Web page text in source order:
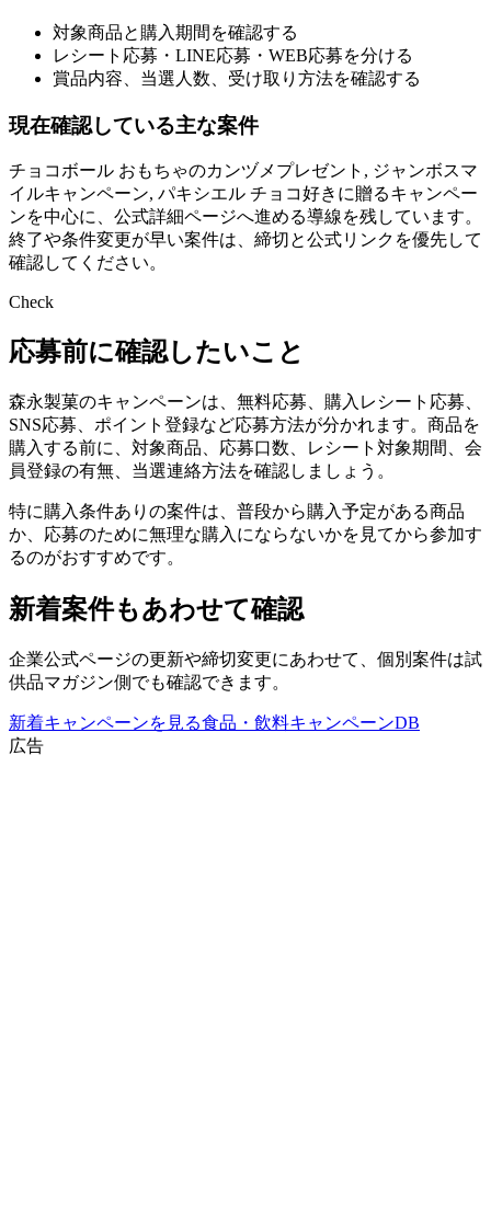
対象商品と購入期間を確認する
レシート応募・LINE応募・WEB応募を分ける
賞品内容、当選人数、受け取り方法を確認する
現在確認している主な案件
チョコボール おもちゃのカンヅメプレゼント, ジャンボスマ
イルキャンペーン, パキシエル チョコ好きに贈るキャンペー
ンを中心に、公式詳細ページへ進める導線を残しています。
終了や条件変更が早い案件は、締切と公式リンクを優先して
確認してください。
Check
応募前に確認したいこと
森永製菓のキャンペーンは、無料応募、購入レシート応募、
SNS応募、ポイント登録など応募方法が分かれます。商品を
購入する前に、対象商品、応募口数、レシート対象期間、会
員登録の有無、当選連絡方法を確認しましょう。
特に購入条件ありの案件は、普段から購入予定がある商品
か、応募のために無理な購入にならないかを見てから参加す
るのがおすすめです。
新着案件もあわせて確認
企業公式ページの更新や締切変更にあわせて、個別案件は試
供品マガジン側でも確認できます。
新着キャンペーンを見る食品・飲料キャンペーンDB
広告